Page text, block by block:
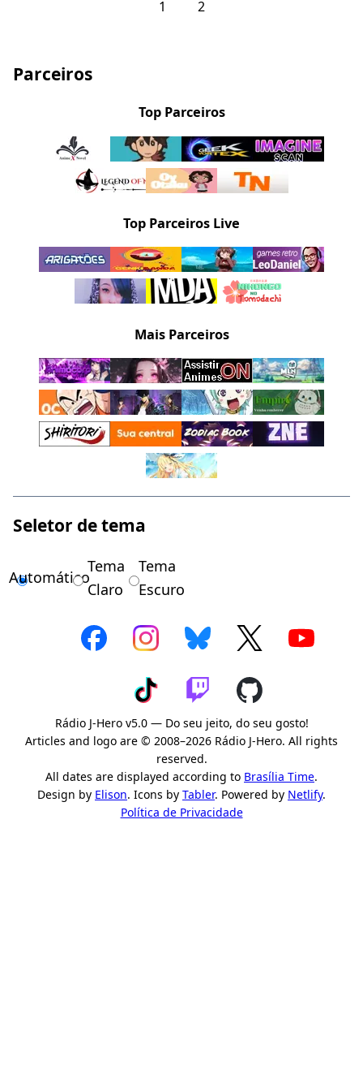
1 2
Parceiros
Top Parceiros
Top Parceiros Live
Mais Parceiros
Seletor de tema
Automático
Tema
Claro
Tema
Escuro
Rádio J-Hero v5.0 — Do seu jeito, do seu gosto!
Articles and logo are © 2008–2026 Rádio J-Hero. All rights
reserved.
All dates are displayed according to Brasília Time.
Design by Elison. Icons by Tabler. Powered by Netlify.
Política de Privacidade